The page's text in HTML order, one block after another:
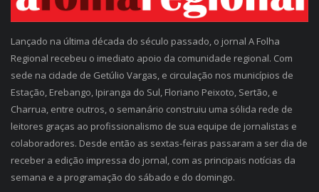
Lançado na última década do século passado, o jornal A Folha
Regional recebeu o imediato apoio da comunidade regional. Com
sede na cidade de Getúlio Vargas, e circulação nos municípios de
Estação, Erebango, Ipiranga do Sul, Floriano Peixoto, Sertão, e
Charrua, entre outros, o semanário construiu uma sólida rede de
leitores graças ao profissionalismo de sua equipe de jornalistas e
colaboradores. Desde então as sextas-feiras passaram a ser dia de
receber a edição impressa do jornal, com as principais notícias da
semana e a programação do sábado e do domingo.